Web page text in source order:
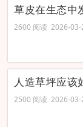
草皮在生态中
2600 阅读 2026-03-
人造草坪应该
2500 阅读 2026-03-